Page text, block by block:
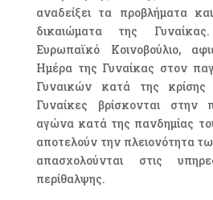
αναδείξει τα προβλήματα
δικαιώματα της
Ευρωπαϊκό Κοινοβούλιο,
Ημέρα της Γυναίκας στον
Γυναικών κατά της κρίσης
Γυναίκες βρίσκονται
αγώνα κατά της πανδημίας
αποτελούν την πλειονότητα
απασχολούνται στις
περίθαλψης.